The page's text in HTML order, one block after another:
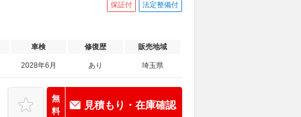
保証付 法定整備付
車検 修復歴 販売地域
2028年6月 あり 埼玉県
無
料
見積もり・在庫確認